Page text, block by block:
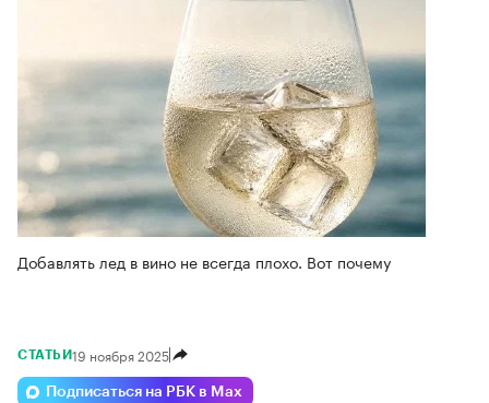
Добавлять лед в вино не всегда плохо. Вот почему
СТАТЬИ19 ноября 2025
Подписаться на РБК в Max